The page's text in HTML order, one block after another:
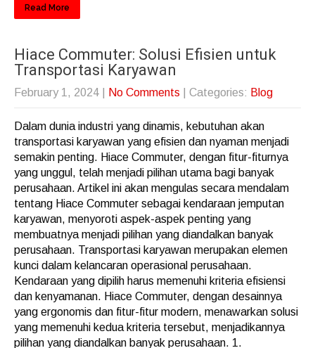
Read More
Hiace Commuter: Solusi Efisien untuk
Transportasi Karyawan
February 1, 2024 No Comments | Categories: Blog
Dalam dunia industri yang dinamis, kebutuhan akan
transportasi karyawan yang efisien dan nyaman menjadi
semakin penting. Hiace Commuter, dengan fitur-fiturnya
yang unggul, telah menjadi pilihan utama bagi banyak
perusahaan. Artikel ini akan mengulas secara mendalam
tentang Hiace Commuter sebagai kendaraan jemputan
karyawan, menyoroti aspek-aspek penting yang
membuatnya menjadi pilihan yang diandalkan banyak
perusahaan. Transportasi karyawan merupakan elemen
kunci dalam kelancaran operasional perusahaan.
Kendaraan yang dipilih harus memenuhi kriteria efisiensi
dan kenyamanan. Hiace Commuter, dengan desainnya
yang ergonomis dan fitur-fitur modern, menawarkan solusi
yang memenuhi kedua kriteria tersebut, menjadikannya
pilihan yang diandalkan banyak perusahaan. 1.